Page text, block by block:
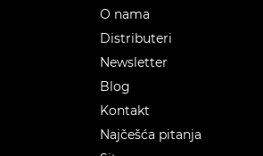
O nama
Distributeri
Newsletter
Blog
Kontakt
Najčešća pitanja